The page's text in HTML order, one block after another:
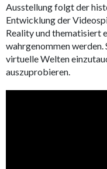
Ausstellung folgt der
Entwicklung der
Reality und thematisiert
wahrgenommen werden.
virtuelle Welten
auszuprobieren.